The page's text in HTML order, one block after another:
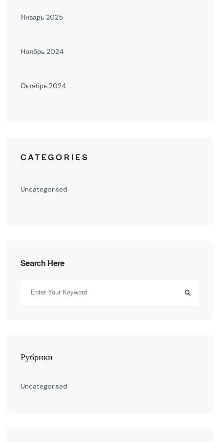
Январь 2025
Ноябрь 2024
Октябрь 2024
CATEGORIES
Uncategorised
Search Here
Рубрики
Uncategorised